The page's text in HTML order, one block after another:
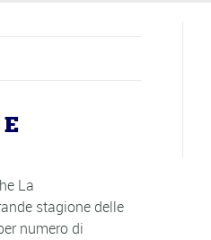
La
stagione delle
numero di